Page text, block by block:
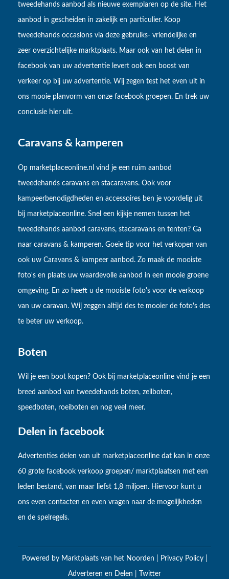
tweedehands aanbod als nieuwe exemplaren op de site. Het
aanbod in gescheiden in zakelijk en particulier. Koop
tweedehands occasions via deze gebruiks- vriendelijke en
zeer overzichtelijke marktplaats. Maar ook van het delen in
facebook van uw advertentie levert ook een boost van
verkeer op bij uw advertentie. Wij zegen test het even uit in
ons mooie planvorm van onze facebook groepen. En trek uw
conclusie hier uit.
Caravans & kamperen
Op marketplaceonline.nl vind je een ruim aanbod
tweedehands caravans en stacaravans. Ook voor
kampeerbenodigdheden en accessoires ben je voordelig uit
bij marketplaceonline. Snel een kijkje nemen tussen het
tweedehands aanbod caravans, stacaravans en tenten? Ga
naar caravans & kamperen. Goeie tip voor het verkopen van
ook uw Caravans & kampeer aanbod. Zo maak de mooiste
foto's en plaats uw waardevolle aanbod in een mooie groene
omgeving. En zo heeft u de mooiste foto's voor de verkoop
van uw caravan. Wij zeggen altijd des te mooier de foto's des
te beter uw verkoop.
Boten
Wil je een boot kopen? Ook bij marketplaceonline vind je een
breed aanbod van tweedehands boten, zeilboten,
speedboten, roeiboten en nog veel meer.
Delen in facebook
Advertenties delen van uit marketplaceonline dat kan in onze
60 grote facebook verkoop groepen/ marktplaatsen met een
leden bestand, van maar liefst 1,8 miljoen. Hiervoor kunt u
ons even contacten en even vragen naar de mogelijkheden
en de spelregels.
Powered by Marktplaats van het Noorden Privacy Policy
Adverteren en Delen Twitter